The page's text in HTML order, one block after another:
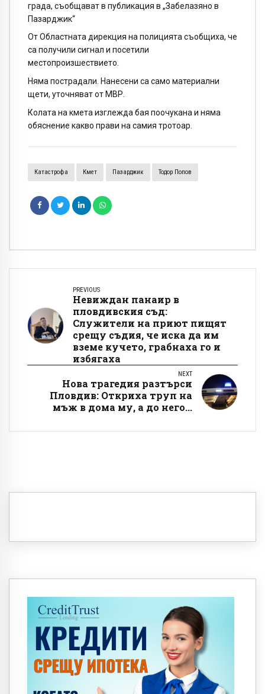
града, съобщават в публикация в „Забелазяно в
Пазарджик“
От Областната дирекция на полицията съобщиха, че
са получили сигнал и посетили
местопроизшествието.
Няма пострадали. Нанесени са само материални
щети, уточняват от МВР.
Колата на кмета изглежда бая поочукана и няма
обяснение какво прави на самия тротоар.
Катастрофа Кмет Пазарджик Тодор Попов
PREVIOUS
Невиждан панаир в
пловдивския съд:
Служители на приют пищят
срещу съдия, че иска да им
вземе кучето, грабнаха го и
избягаха
NEXT
Нова трагедия разтърси
Пловдив: Откриха труп на
мъж в дома му, а до него...